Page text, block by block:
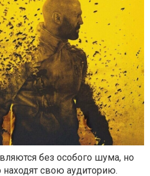
без особого шума, но
свою аудиторию.